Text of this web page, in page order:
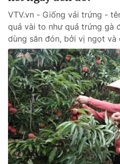
Tổng đài VTV:024.38 355 931 -
Ðiện thoại Thời báo VTV:024.66
Email: toasoan@vtv.vn
Liên hệ quảng cáo:024-
VTV.vn - Giống vải trứng -
quả vài to như quả trứng gà
dùng săn đón, bởi vị ngọt và